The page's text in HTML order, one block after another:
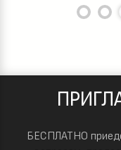
БЕСПЛАТНО